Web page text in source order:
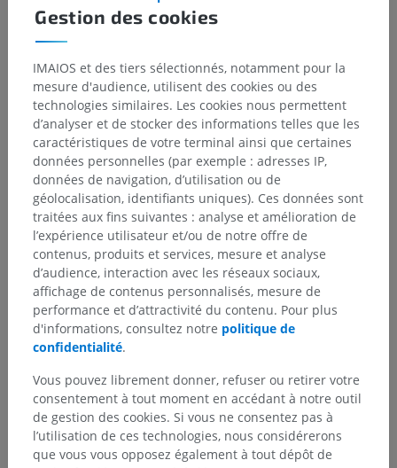
Gestion des cookies
IMAIOS et des tiers sélectionnés, notamment pour la
mesure d'audience, utilisent des cookies ou des
technologies similaires. Les cookies nous permettent
d’analyser et de stocker des informations telles que les
caractéristiques de votre terminal ainsi que certaines
données personnelles (par exemple : adresses IP,
données de navigation, d’utilisation ou de
géolocalisation, identifiants uniques). Ces données sont
traitées aux fins suivantes : analyse et amélioration de
l’expérience utilisateur et/ou de notre offre de
contenus, produits et services, mesure et analyse
d’audience, interaction avec les réseaux sociaux,
affichage de contenus personnalisés, mesure de
performance et d’attractivité du contenu. Pour plus
d'informations, consultez notre politique de
confidentialité.
Vous pouvez librement donner, refuser ou retirer votre
consentement à tout moment en accédant à notre outil
de gestion des cookies. Si vous ne consentez pas à
l’utilisation de ces technologies, nous considérerons
que vous vous opposez également à tout dépôt de